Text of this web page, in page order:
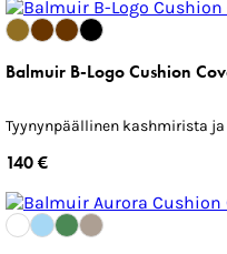
Balmuir B-Logo Cushion
Tyynynpäällinen kashmirista
140 €